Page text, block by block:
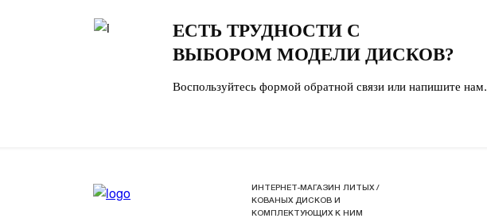
ЕСТЬ ТРУДНОСТИ С
ВЫБОРОМ МОДЕЛИ ДИСКОВ?
Воспользуйтесь формой обратной связи или напишите нам.
ИНТЕРНЕТ-МАГАЗИН ЛИТЫХ /
КОВАНЫХ ДИСКОВ И
КОМПЛЕКТУЮЩИХ К НИМ